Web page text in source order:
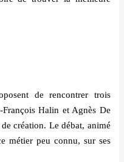
de rencontrer trois
François Halin et Agnès De
de création. Le débat, animé
métier peu connu, sur ses